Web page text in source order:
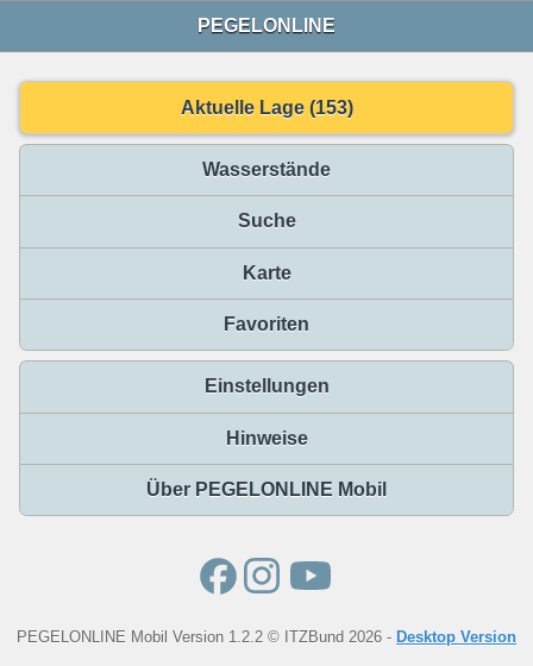
PEGELONLINE
Aktuelle Lage (153)
Wasserstände
Suche
Karte
Favoriten
Einstellungen
Hinweise
Über PEGELONLINE Mobil
PEGELONLINE Mobil Version 1.2.2 © ITZBund 2026 - Desktop Version